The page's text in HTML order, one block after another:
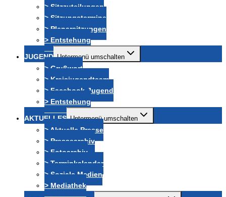
> Sitzzuteilungen
> Sitzungstermine
> Plenarsitzungen
> Entstehung
JUGEND Untermenü umschalten
> Grußwort
> Kreisjugendteam
> Facebook-Jugend
> Entstehung
AKTUELLES Untermenü umschalten
> Aktuelle Presse
> Pressearchiv
> Fotoarchiv
> Terminkalender
> Soziale Medien
> Mediathek